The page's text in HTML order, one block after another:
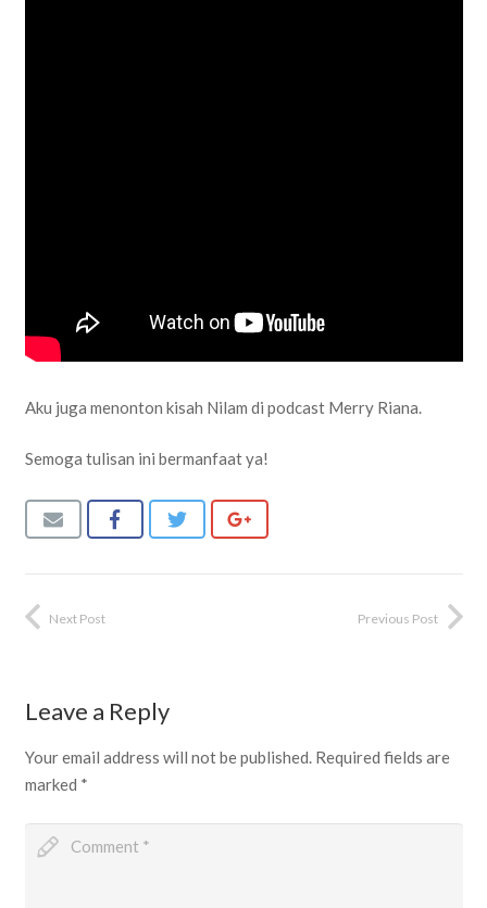
Aku juga menonton kisah Nilam di podcast Merry Riana.
Semoga tulisan ini bermanfaat ya!
Previous Post
Next Post
Leave a Reply
Your email address will not be published. Required fields are
marked *